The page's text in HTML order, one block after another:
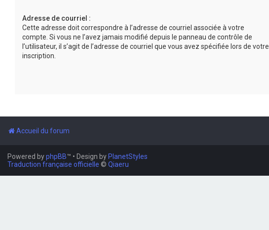
Adresse de courriel :
Cette adresse doit correspondre à l’adresse de courriel associée à votre
compte. Si vous ne l’avez jamais modifié depuis le panneau de contrôle de
l’utilisateur, il s’agit de l’adresse de courriel que vous avez spécifiée lors de votre
inscription.
Accueil du forum
Powered byphpBB™ • Design by PlanetStyles
Traduction française officielle © Qiaeru